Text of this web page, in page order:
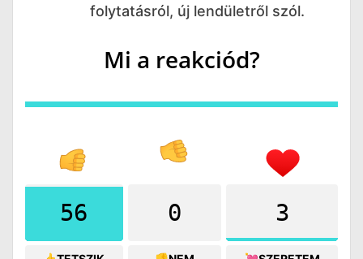
folytatásról, új lendületről szól.
Mi a reakciód?
56 0 3